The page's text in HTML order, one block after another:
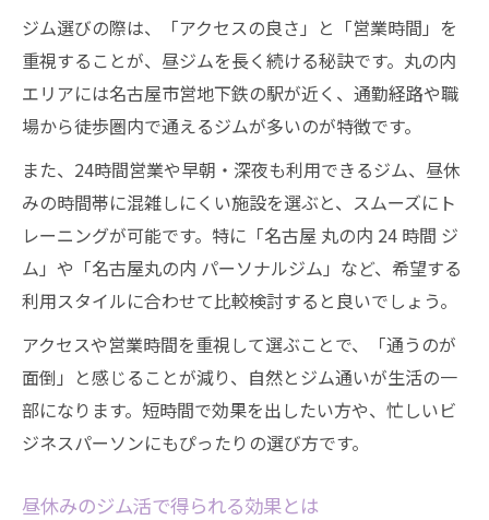
自分に合うジム選びのポイントと注意点
パーソナルジムのメリットとデメリット
丸の内で昼通いしたい人必見のジム活ヒント
丸の内で昼ジムを続けるための習慣術
ジム通いを継続するための工夫とコツ
昼ジムで達成感を味わうポイント紹介
ジム活が楽しくなるモチベーション維持法
丸の内で理想のジムライフを実現する方法
ジム選びの際は、「アクセスの良さ」と「営業時間」を
重視することが、昼ジムを長く続ける秘訣です。丸の内
エリアには名古屋市営地下鉄の駅が近く、通勤経路や職
場から徒歩圏内で通えるジムが多いのが特徴です。
また、24時間営業や早朝・深夜も利用できるジム、昼休
みの時間帯に混雑しにくい施設を選ぶと、スムーズにト
レーニングが可能です。特に「名古屋 丸の内 24 時間 ジ
ム」や「名古屋丸の内 パーソナルジム」など、希望する
利用スタイルに合わせて比較検討すると良いでしょう。
アクセスや営業時間を重視して選ぶことで、「通うのが
面倒」と感じることが減り、自然とジム通いが生活の一
部になります。短時間で効果を出したい方や、忙しいビ
ジネスパーソンにもぴったりの選び方です。
昼休みのジム活で得られる効果とは